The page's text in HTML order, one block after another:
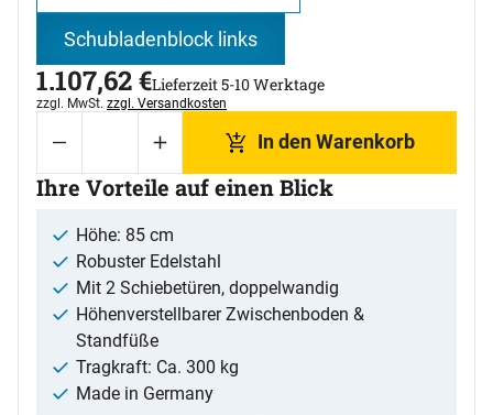
Schubladenblock links
1.107,62€Lieferzeit 5-10 Werktage
Steuerhinweis:
zzgl. MwSt. zzgl. Versandkosten
In den Warenkorb
Ihre Vorteile auf einen Blick
Höhe: 85 cm
Robuster Edelstahl
Mit 2 Schiebetüren, doppelwandig
Höhenverstellbarer Zwischenboden &
Standfüße
Tragkraft: Ca. 300 kg
Made in Germany